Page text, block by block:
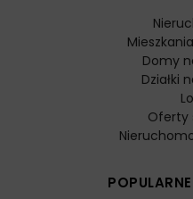
Domy
Działki
Oferty